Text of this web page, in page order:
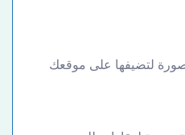
لتضيفها على موقعك